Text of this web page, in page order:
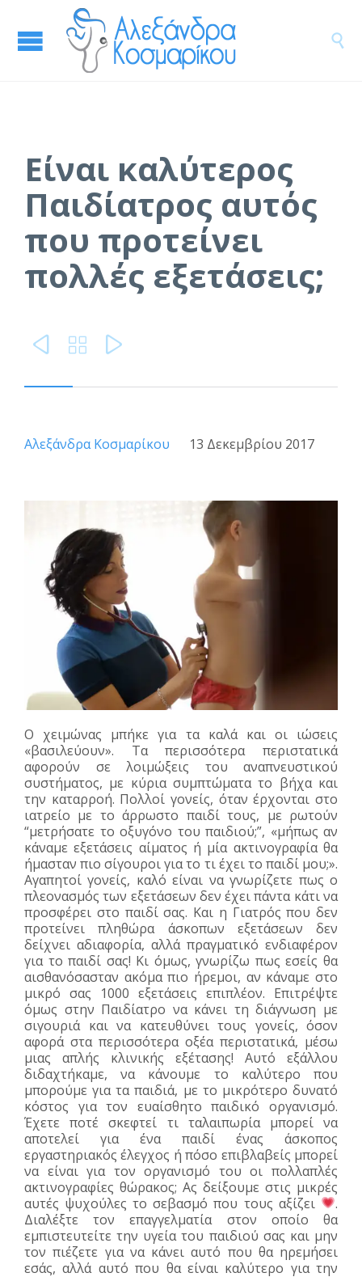

Είναι καλύτερος
Παιδίατρος αυτός
που προτείνει
πολλές εξετάσεις;
  
Αλεξάνδρα Κοσμαρίκου 13 Δεκεμβρίου 2017
Ο χειμώνας μπήκε για τα καλά και οι ιώσεις
«βασιλεύουν». Τα περισσότερα περιστατικά
αφορούν σε λοιμώξεις του αναπνευστικού
συστήματος, με κύρια συμπτώματα το βήχα και
την καταρροή. Πολλοί γονείς, όταν έρχονται στο
ιατρείο με το άρρωστο παιδί τους, με ρωτούν
“μετρήσατε το οξυγόνο του παιδιού;”, «μήπως αν
κάναμε εξετάσεις αίματος ή μία ακτινογραφία θα
ήμασταν πιο σίγουροι για το τι έχει το παιδί μου;».
Αγαπητοί γονείς, καλό είναι να γνωρίζετε πως ο
πλεονασμός των εξετάσεων δεν έχει πάντα κάτι να
προσφέρει στο παιδί σας. Και η Γιατρός που δεν
προτείνει πληθώρα άσκοπων εξετάσεων δεν
δείχνει αδιαφορία, αλλά πραγματικό ενδιαφέρον
για το παιδί σας! Κι όμως, γνωρίζω πως εσείς θα
αισθανόσασταν ακόμα πιο ήρεμοι, αν κάναμε στο
μικρό σας 1000 εξετάσεις επιπλέον. Επιτρέψτε
όμως στην Παιδίατρο να κάνει τη διάγνωση με
σιγουριά και να κατευθύνει τους γονείς, όσον
αφορά στα περισσότερα οξέα περιστατικά, μέσω
μιας απλής κλινικής εξέτασης! Αυτό εξάλλου
διδαχτήκαμε, να κάνουμε το καλύτερο που
μπορούμε για τα παιδιά, με το μικρότερο δυνατό
κόστος για τον ευαίσθητο παιδικό οργανισμό.
Έχετε ποτέ σκεφτεί τι ταλαιπωρία μπορεί να
αποτελεί για ένα παιδί ένας άσκοπος
εργαστηριακός έλεγχος ή πόσο επιβλαβείς μπορεί
να είναι για τον οργανισμό του οι πολλαπλές
ακτινογραφίες θώρακος; Ας δείξουμε στις μικρές
αυτές ψυχούλες το σεβασμό που τους αξίζει
.
Διαλέξτε τον επαγγελματία στον οποίο θα
εμπιστευτείτε την υγεία του παιδιού σας και μην
τον πιέζετε για να κάνει αυτό που θα ηρεμήσει
εσάς, αλλά αυτό που θα είναι καλύτερο για την